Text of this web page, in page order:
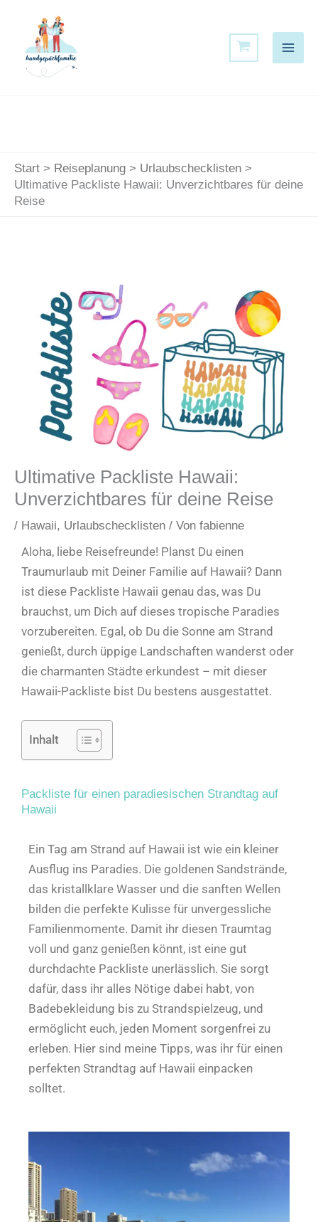
springen
Start Reiseplanung
Urlaubschecklisten
Ultimative Packliste Hawaii: Unverzichtbares für deine
Reise
Ultimative Packliste Hawaii:
Unverzichtbares für deine Reise
/ Hawaii, Urlaubschecklisten / Von fabienne
Aloha, liebe Reisefreunde! Planst Du einen
Traumurlaub mit Deiner Familie auf Hawaii? Dann
ist diese Packliste Hawaii genau das, was Du
brauchst, um Dich auf dieses tropische Paradies
vorzubereiten. Egal, ob Du die Sonne am Strand
genießt, durch üppige Landschaften wanderst oder
die charmanten Städte erkundest – mit dieser
Hawaii-Packliste bist Du bestens ausgestattet.
Inhalt
Packliste für einen paradiesischen Strandtag auf
Hawaii
Ein Tag am Strand auf Hawaii ist wie ein kleiner
Ausflug ins Paradies. Die goldenen Sandstrände,
das kristallklare Wasser und die sanften Wellen
bilden die perfekte Kulisse für unvergessliche
Familienmomente. Damit ihr diesen Traumtag
voll und ganz genießen könnt, ist eine gut
durchdachte Packliste unerlässlich. Sie sorgt
dafür, dass ihr alles Nötige dabei habt, von
Badebekleidung bis zu Strandspielzeug, und
ermöglicht euch, jeden Moment sorgenfrei zu
erleben. Hier sind meine Tipps, was ihr für einen
perfekten Strandtag auf Hawaii einpacken
solltet.